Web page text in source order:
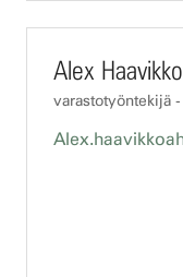
Alex
varastotyöntekijä -